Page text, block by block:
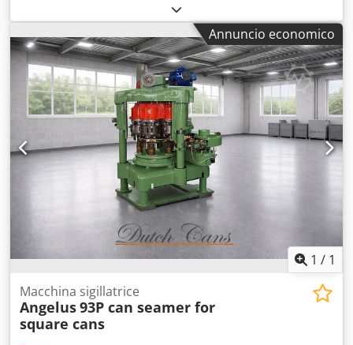
Gamma altezza lattina: fino a 150 mm Capacità: fino a 60
lattine al minuto
Annuncio economico
1 / 1
Macchina sigillatrice
Angelus93P can seamer for
square cans